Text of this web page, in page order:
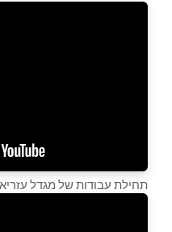
תחילת עבודות של מגדל